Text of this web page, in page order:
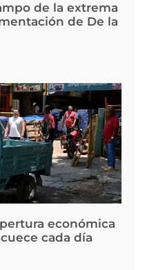
de la extrema
de De la
económica
cada día